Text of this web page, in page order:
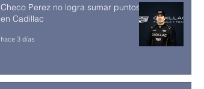
Checo Perez no logra sumar puntos
en Cadillac
hace 3 días